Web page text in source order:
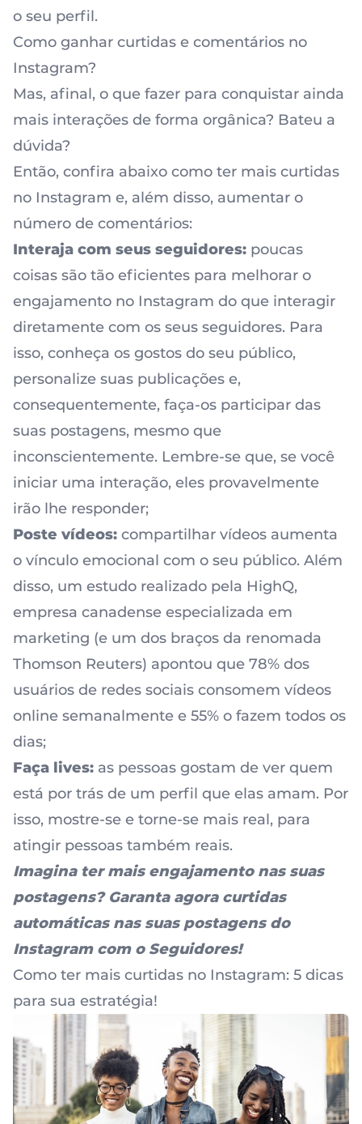
o seu perfil.
Como ganhar curtidas e comentários no
Instagram?
Mas, afinal, o que fazer para conquistar ainda
mais interações de forma orgânica? Bateu a
dúvida?
Então, confira abaixo como ter mais curtidas
no Instagram e, além disso, aumentar o
número de comentários:
Interaja com seus seguidores: poucas
coisas são tão eficientes para melhorar o
engajamento no Instagram do que interagir
diretamente com os seus seguidores. Para
isso, conheça os gostos do seu público,
personalize suas publicações e,
consequentemente, faça-os participar das
suas postagens, mesmo que
inconscientemente. Lembre-se que, se você
iniciar uma interação, eles provavelmente
irão lhe responder;
Poste vídeos: compartilhar vídeos aumenta
o vínculo emocional com o seu público. Além
disso, um estudo realizado pela HighQ,
empresa canadense especializada em
marketing (e um dos braços da renomada
Thomson Reuters) apontou que 78% dos
usuários de redes sociais consomem vídeos
online semanalmente e 55% o fazem todos os
dias;
Faça lives: as pessoas gostam de ver quem
está por trás de um perfil que elas amam. Por
isso, mostre-se e torne-se mais real, para
atingir pessoas também reais.
Imagina ter mais engajamento nas suas
postagens? Garanta agora curtidas
automáticas nas suas postagens do
Instagram com o Seguidores!
Como ter mais curtidas no Instagram: 5 dicas
para sua estratégia!